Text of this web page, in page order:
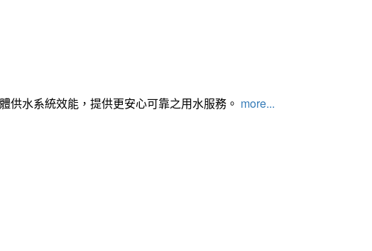
水系統效能，提供更安心可靠之用水服務。 more...